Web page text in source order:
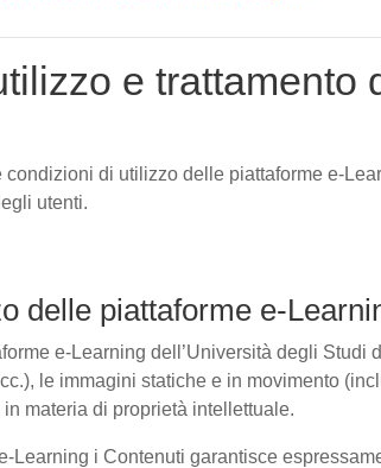
e trattamento
di utilizzo delle piattaforme e-
utenti.
delle piattaforme e-
e-Learning dell’Università degli
le immagini statiche e in movimento
materia di proprietà intellettuale.
Learning i Contenuti garantisce